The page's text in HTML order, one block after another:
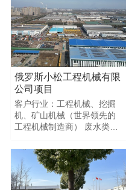
300520045 回用指标
51000250.8108$$客户行
业：气动和自动化元件制造
商 废水类型：涂装废水、水
性漆废水、含浸废水 废水总
量：10吨 项目地址：天津 进
水指标：COD15万mg/L
COD30万mg/L COD18万
mg/l 回用指标：COD8千
mg/L COD5千mg/L COD1千
mg/L$$
俄罗斯小松工程机械有限
公司项目
客户行业：工程机械、挖掘
机、矿山机械（世界领先的
工程机械制造商） 废水类
废水总量：120吨 $$ 项目
PHCOD氨氮 总磷浊度色度
进水指标 922380 未检出未
检出368600289300 回用指